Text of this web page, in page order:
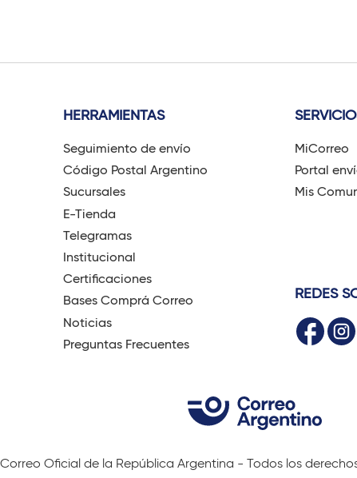
HERRAMIENTAS
Seguimiento de envío
Código Postal Argentino
Sucursales
E-Tienda
Telegramas
Institucional
Certificaciones
Bases Comprá Correo
Noticias
Preguntas Frecuentes
MiCorreo
Portal
Mis
REDES
Correo Oficial de la República Argentina - Todos los